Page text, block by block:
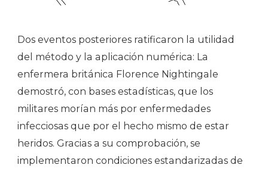
Dos eventos posteriores ratificaron la utilidad
del método y la aplicación numérica: La
enfermera británica Florence Nightingale
demostró, con bases estadísticas, que los
militares morían más por enfermedades
infecciosas que por el hecho mismo de estar
heridos. Gracias a su comprobación, se
implementaron condiciones estandarizadas de